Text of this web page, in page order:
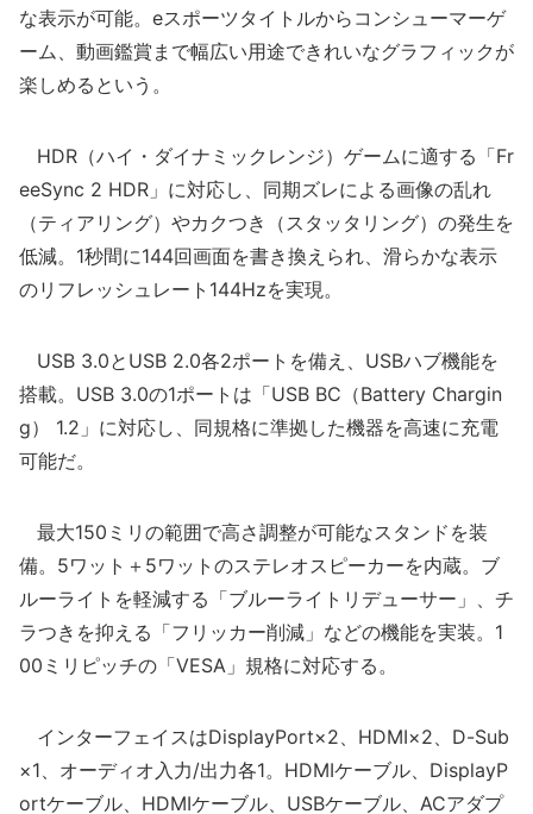
な表示が可能。eスポーツタイトルからコンシューマーゲ
ーム、動画鑑賞まで幅広い用途できれいなグラフィックが
楽しめるという。
HDR（ハイ・ダイナミックレンジ）ゲームに適する「Fr
eeSync 2 HDR」に対応し、同期ズレによる画像の乱れ
（ティアリング）やカクつき（スタッタリング）の発生を
低減。1秒間に144回画面を書き換えられ、滑らかな表示
のリフレッシュレート144Hzを実現。
USB 3.0とUSB 2.0各2ポートを備え、USBハブ機能を
搭載。USB 3.0の1ポートは「USB BC（Battery Chargin
g） 1.2」に対応し、同規格に準拠した機器を高速に充電
可能だ。
最大150ミリの範囲で高さ調整が可能なスタンドを装
備。5ワット＋5ワットのステレオスピーカーを内蔵。ブ
ルーライトを軽減する「ブルーライトリデューサー」、チ
ラつきを抑える「フリッカー削減」などの機能を実装。1
00ミリピッチの「VESA」規格に対応する。
インターフェイスはDisplayPort×2、HDMI×2、D-Sub
×1、オーディオ入力/出力各1。HDMIケーブル、DisplayP
ortケーブル、HDMIケーブル、USBケーブル、ACアダプ